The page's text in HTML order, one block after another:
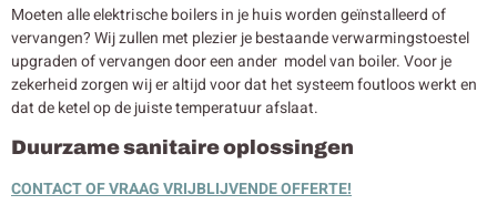
Moeten alle elektrische boilers in je huis worden geïnstalleerd of
vervangen? Wij zullen met plezier je bestaande verwarmingstoestel
upgraden of vervangen door een ander model van boiler. Voor je
zekerheid zorgen wij er altijd voor dat het systeem foutloos werkt en
dat de ketel op de juiste temperatuur afslaat.
Duurzame sanitaire oplossingen
CONTACT OF VRAAG VRIJBLIJVENDE OFFERTE!